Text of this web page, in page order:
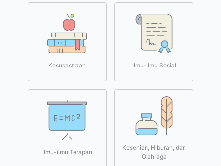
Kesusastraan Ilmu-ilmu Sosial
Ilmu-ilmu Terapan
Kesenian, Hiburan, dan
Olahraga